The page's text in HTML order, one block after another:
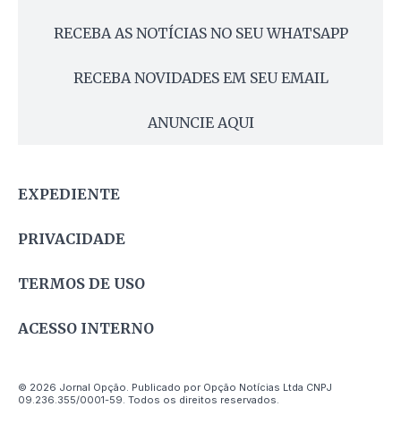
RECEBA AS NOTÍCIAS NO SEU WHATSAPP
RECEBA NOVIDADES EM SEU EMAIL
ANUNCIE AQUI
EXPEDIENTE
PRIVACIDADE
TERMOS DE USO
ACESSO INTERNO
© 2026 Jornal Opção. Publicado por Opção Notícias Ltda CNPJ
09.236.355/0001-59. Todos os direitos reservados.